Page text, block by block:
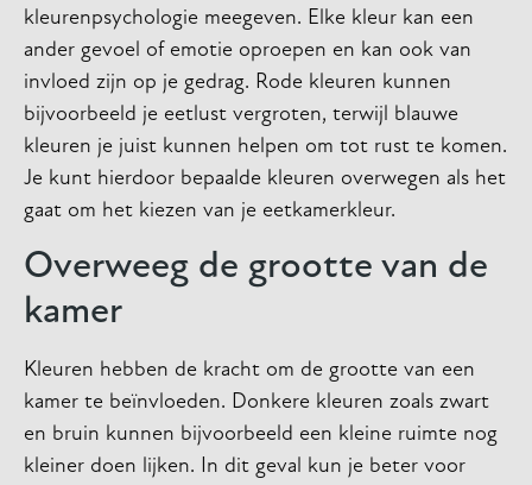
kleurenpsychologie meegeven. Elke kleur kan een
ander gevoel of emotie oproepen en kan ook van
invloed zijn op je gedrag. Rode kleuren kunnen
bijvoorbeeld je eetlust vergroten, terwijl blauwe
kleuren je juist kunnen helpen om tot rust te komen.
Je kunt hierdoor bepaalde kleuren overwegen als het
gaat om het kiezen van je eetkamerkleur.
Overweeg de grootte van de
kamer
Kleuren hebben de kracht om de grootte van een
kamer te beïnvloeden. Donkere kleuren zoals zwart
en bruin kunnen bijvoorbeeld een kleine ruimte nog
kleiner doen lijken. In dit geval kun je beter voor